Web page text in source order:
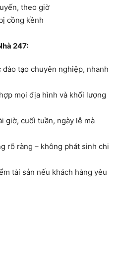
theo giờ
cồng kềnh
247:
tạo chuyên nghiệp, nhanh
mọi địa hình và khối lượng
giờ, cuối tuần, ngày lễ mà
rõ ràng – không phát sinh chi
tài sản nếu khách hàng yêu